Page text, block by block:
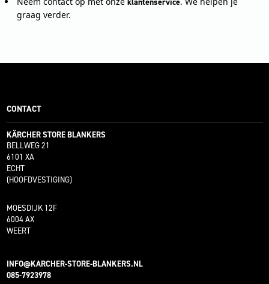
graag verder.
CONTACT
KÄRCHER STORE BLANKERS
BELLWEG 21
6101 XA
ECHT
(HOOFDVESTIGING)
MOESDIJK 12F
6004 AX
WEERT
INFO@KARCHER-STORE-BLANKERS.NL
085-7923978